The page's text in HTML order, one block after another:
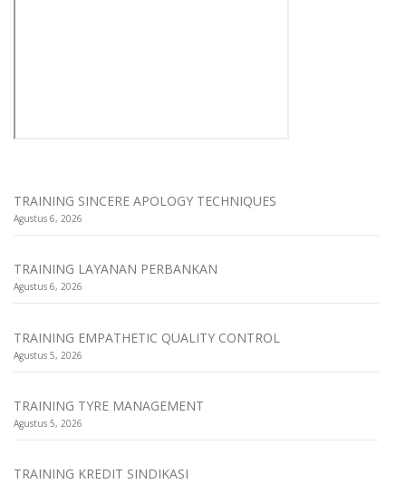
TRAINING SINCERE APOLOGY TECHNIQUES
Agustus 6, 2026
TRAINING LAYANAN PERBANKAN
Agustus 6, 2026
TRAINING EMPATHETIC QUALITY CONTROL
Agustus 5, 2026
TRAINING TYRE MANAGEMENT
Agustus 5, 2026
TRAINING KREDIT SINDIKASI